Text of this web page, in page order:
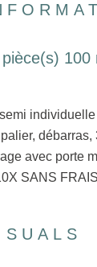
100
avec porte
SANS